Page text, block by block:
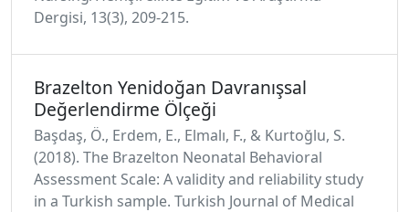
Dergisi, 13(3), 209-215.
Brazelton Yenidoğan Davranışsal
Değerlendirme Ölçeği
Başdaş, Ö., Erdem, E., Elmalı, F., & Kurtoğlu, S.
(2018). The Brazelton Neonatal Behavioral
Assessment Scale: A validity and reliability study
in a Turkish sample. Turkish Journal of Medical